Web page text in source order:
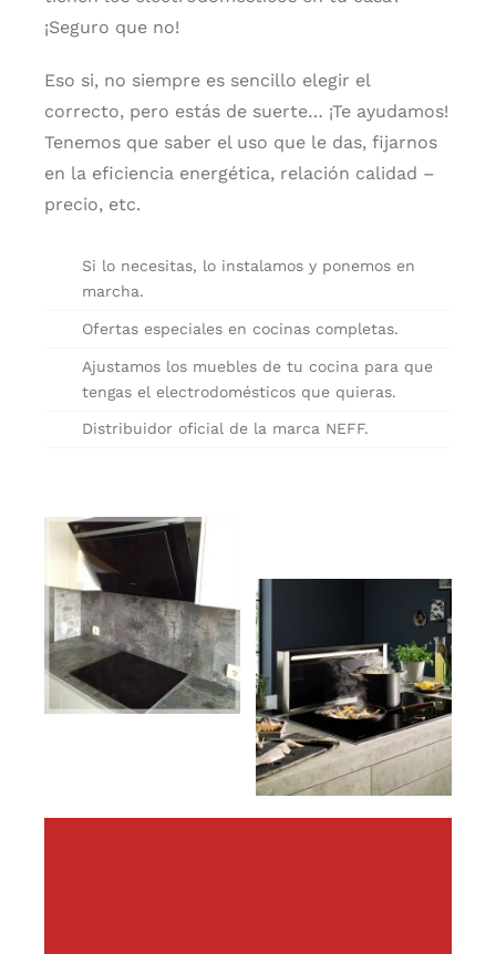
¡Seguro que no!
Eso si, no siempre es sencillo elegir el
correcto, pero estás de suerte… ¡Te ayudamos!
Tenemos que saber el uso que le das, fijarnos
en la eficiencia energética, relación calidad –
precio, etc.
Si lo necesitas, lo instalamos y ponemos en
marcha.
Ofertas especiales en cocinas completas.
Ajustamos los muebles de tu cocina para que
tengas el electrodomésticos que quieras.
Distribuidor oficial de la marca NEFF.